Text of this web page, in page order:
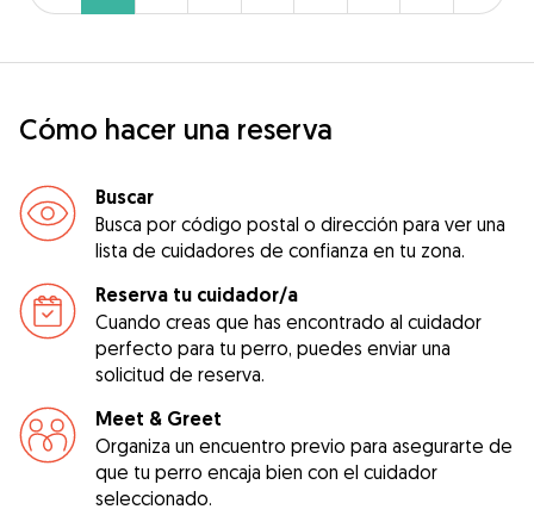
Cómo hacer una reserva
Buscar
Busca por código postal o dirección para ver una
lista de cuidadores de confianza en tu zona.
Reserva tu cuidador/a
Cuando creas que has encontrado al cuidador
perfecto para tu perro, puedes enviar una
solicitud de reserva.
Meet & Greet
Organiza un encuentro previo para asegurarte de
que tu perro encaja bien con el cuidador
seleccionado.